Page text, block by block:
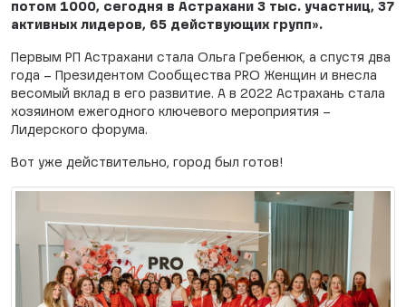
потом 1000, сегодня в Астрахани 3 тыс. участниц, 37
активных лидеров, 65 действующих групп».
Первым РП Астрахани стала Ольга Гребенюк, а спустя два
года – Президентом Сообщества PRO Женщин и внесла
весомый вклад в его развитие. А в 2022 Астрахань стала
хозяином ежегодного ключевого мероприятия –
Лидерского форума.
Вот уже действительно, город был готов!